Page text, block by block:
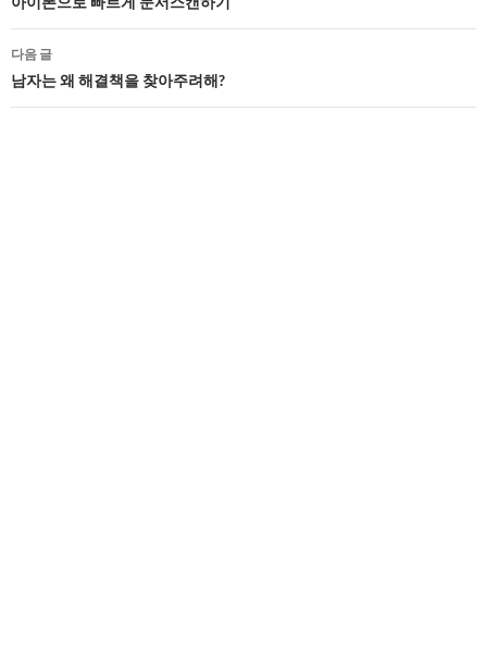
비
게
이
다음 글
남자는 왜 해결책을 찾아주려해?